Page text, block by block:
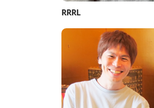
RRRL